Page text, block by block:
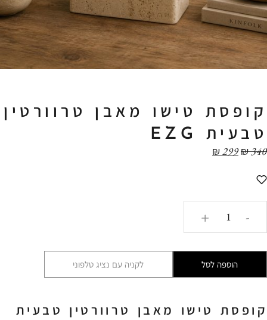
קופסת טישו מאבן טרוורטין
טבעית EZG
₪340
₪299
-
טבעית
+
הוספה לסל לקניה עם נציג טלפוני
קופסת טישו מאבן טרוורטין טבעית